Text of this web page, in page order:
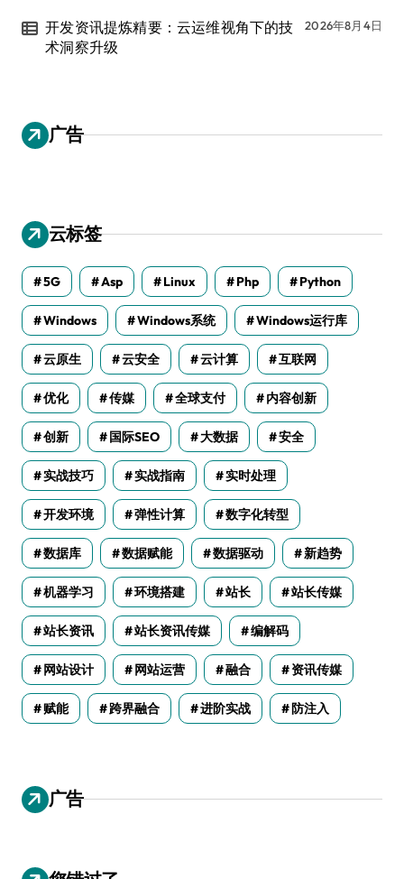
开发资讯提炼精要：云运维视角下的技
术洞察升级
2026年8月4日
广告
云标签
5G Asp Linux Php Python
Windows Windows系统 Windows运行库
云原生 云安全 云计算 互联网
优化 传媒 全球支付 内容创新
创新 国际SEO 大数据 安全
实战技巧 实战指南 实时处理
开发环境 弹性计算 数字化转型
数据库 数据赋能 数据驱动 新趋势
机器学习 环境搭建 站长 站长传媒
站长资讯 站长资讯传媒 编解码
网站设计 网站运营 融合 资讯传媒
赋能 跨界融合 进阶实战 防注入
广告